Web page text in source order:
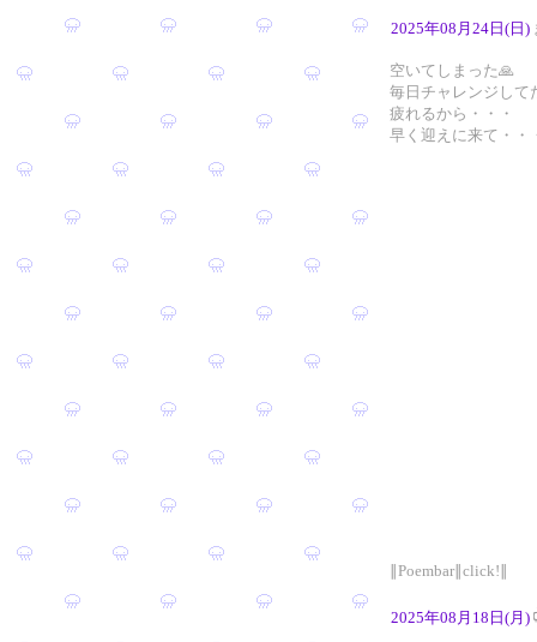
2025年08月24日(日)
空いてしまった🙏
毎日チャレンジして
疲れるから・・・
早く迎えに来て・・
∥Poembar∥click!∥
2025年08月18日(月)